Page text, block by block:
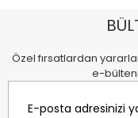
Özel fırsatlardan
e-